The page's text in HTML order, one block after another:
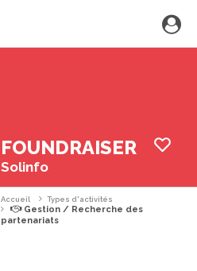
FOUNDRAISER
Solinfo
Accueil Types d'activités
Gestion / Recherche des
partenariats